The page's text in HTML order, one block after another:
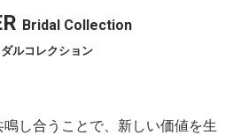
Bridal Collection
ルコレクション
し合うことで、新しい価値を生